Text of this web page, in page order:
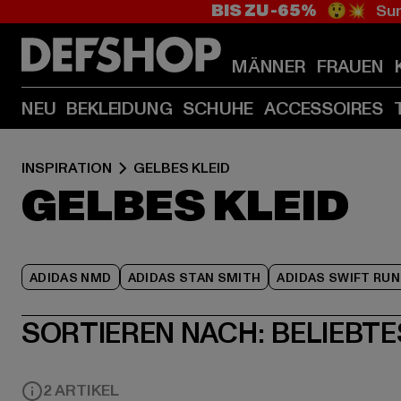
BIS ZU -65% 😲💥
MÄNNER FRAUEN
NEU BEKLEIDUNG SCHUHE ACCESSOIRES
INSPIRATION GELBES KLEID
GELBES KLEID
ADIDAS NMD ADIDAS STAN SMITH ADIDAS SWIFT RUN
SORTIEREN NACH:
2 ARTIKEL